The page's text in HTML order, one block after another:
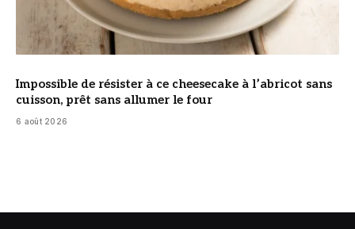
Impossible de résister à ce cheesecake à l’abricot sans
cuisson, prêt sans allumer le four
6 août 2026